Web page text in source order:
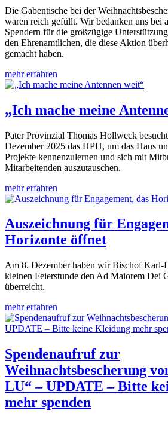
Die Gabentische bei der
waren reich gefüllt. Wir bedanken uns bei
Spendern für die großzügige
den Ehrenamtlichen, die diese Aktion
gemacht haben.
mehr erfahren
„Ich mache meine
Pater Provinzial Thomas Hollweck
Dezember 2025 das HPH, um das Haus
Projekte kennenzulernen und sich mit
Mitarbeitenden auszutauschen.
mehr erfahren
Auszeichnung für
Horizonte öffnet
Am 8. Dezember haben wir Bischof Karl-
kleinen Feierstunde den Ad Maiorem Dei
überreicht.
mehr erfahren
Spendenaufruf zur
Weihnachtsbescherung
LU“ – UPDATE – Bitte
mehr spenden